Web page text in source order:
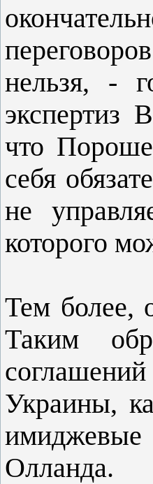
нельзя, -
экспертиз
что
себя
не
которого
Тем более,
Таким
соглашений
Украины,
Олланда.